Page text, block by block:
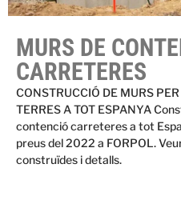
MURS DE
CARRETERES
CONSTRUCCIÓ DE MURS
TERRES A TOT ESPANYA
contenció carreteres a tot
preus del 2022 a FORPOL.
construïdes i detalls.